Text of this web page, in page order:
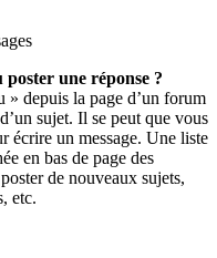
une réponse ?
depuis la page d’un forum
sujet. Il se peut que vous
écrire un message. Une liste
en bas de page des
poster de nouveaux sujets,
etc.